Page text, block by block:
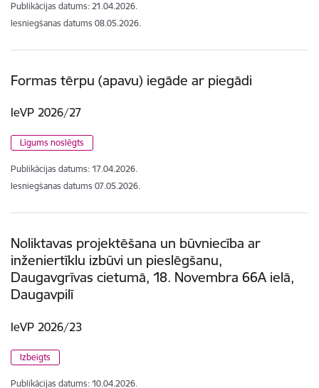
Publikācijas datums: 21.04.2026.
Iesniegšanas datums 08.05.2026.
Formas tērpu (apavu) iegāde ar piegādi
IeVP 2026/27
Līgums noslēgts
Publikācijas datums: 17.04.2026.
Iesniegšanas datums 07.05.2026.
Noliktavas projektēšana un būvniecība ar
inženiertīklu izbūvi un pieslēgšanu,
Daugavgrīvas cietumā, 18. Novembra 66A ielā,
Daugavpilī
IeVP 2026/23
Izbeigts
Publikācijas datums: 10.04.2026.